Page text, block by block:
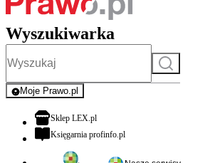
Wyszukiwarka
Szukaj
Moje Prawo.pl
- rejestracja i logowanie do serwisu
Sklep LEX.plotwiera się w nowej karcie
Księgarnia profinfo.plotwiera się w nowej karcie